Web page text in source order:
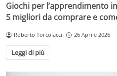
Giochi per l’apprendimento
5 migliori da comprare e
Roberto Torcolacci 26 Aprile 2026
Leggi di più